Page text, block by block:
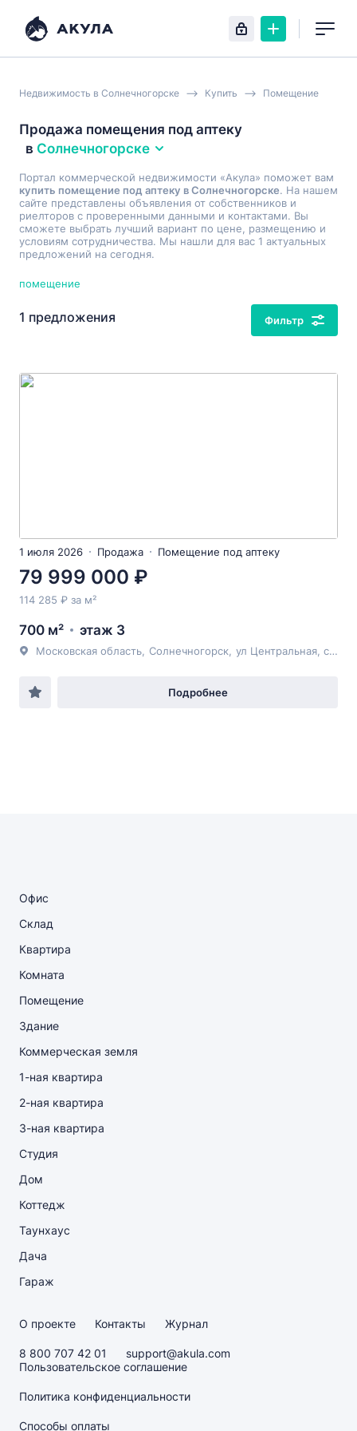
Недвижимость в Солнечногорске Купить Помещение
Продажа помещения под аптеку
в Солнечногорске
Портал коммерческой недвижимости «Акула» поможет вам
купить помещение под аптеку в Солнечногорске. На нашем
сайте представлены объявления от собственников и
риелторов с проверенными данными и контактами. Вы
сможете выбрать лучший вариант по цене, размещению и
условиям сотрудничества. Мы нашли для вас 1 актуальных
предложений на сегодня.
помещение
1 предложения Фильтр
1 июля 2026 Продажа Помещение под аптеку
79 999 000 ₽
114 285 ₽ за м²
700 м² этаж 3
Московская область Солнечногорск ул Центральная , с4/1
Подробнее
Офис
Склад
Квартира
Комната
Помещение
Здание
Коммерческая земля
1-ная квартира
2-ная квартира
3-ная квартира
Студия
Дом
Коттедж
Таунхаус
Дача
Гараж
О проекте Контакты Журнал
8 800 707 42 01
support@akula.com
Пользовательское соглашение
Политика конфиденциальности
Способы оплаты